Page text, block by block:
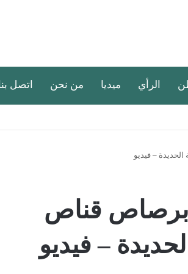
الرأي ميديا من نحن اتصل
برصاص قناص